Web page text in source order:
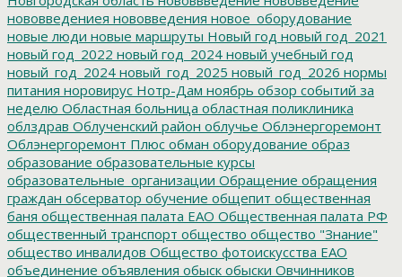
нововведениея нововведения новое_оборудование
новые люди новые маршруты Новый год новый год_2021
новый год_2022 новый год_2024 новый учебный год
новый_год_2024 новый_год_2025 новый_год_2026 нормы
питания норовирус Нотр-Дам ноябрь обзор событий за
неделю Областная больница областная поликлиника
облздрав Облученский район облучье Облэнергоремонт
Облэнергоремонт Плюс обман оборудование образ
образование образовательные курсы
образовательные_организации Обращение обращения
граждан обсерватор обучение общепит общественная
баня общественная палата ЕАО Общественная палата РФ
общественный транспорт общество общество "Знание"
общество инвалидов Общество фотоискусства ЕАО
объединение объявления обыск обыски Овчинников